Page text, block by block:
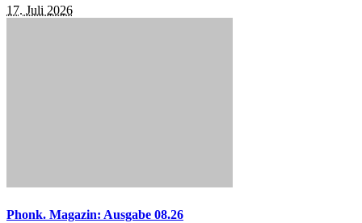
17. Juli 2026
Phonk. Magazin: Ausgabe 08.26